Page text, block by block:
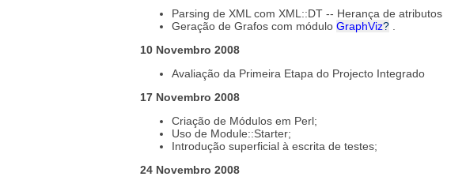
Parsing de XML com XML::DT -- Herança de atributos
Geração de Grafos com módulo GraphViz?
10 Novembro 2008
Avaliação da Primeira Etapa do Projecto Integrado
17 Novembro 2008
Criação de Módulos em Perl;
Uso de Module::Starter;
Introdução superficial à escrita de testes;
24 Novembro 2008